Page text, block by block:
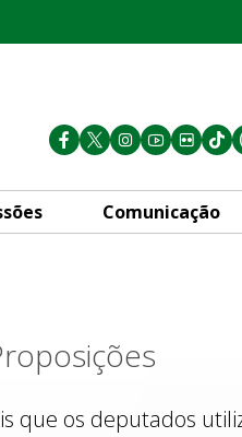
Comunicação
que os deputados